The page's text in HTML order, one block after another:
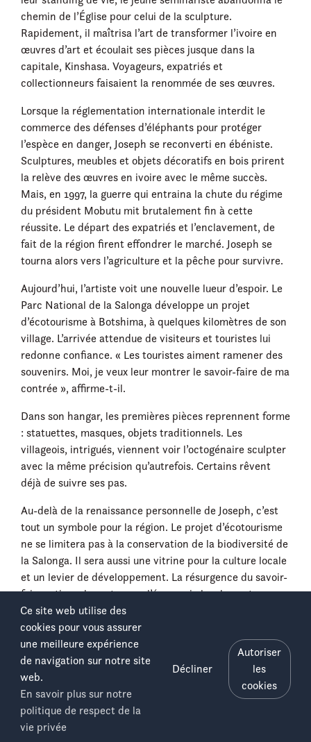
Ce site web utilise des
cookies pour vous assurer
une meilleure expérience
de navigation sur notre site
web.
En savoir plus sur notre
politique de respect de la
vie privée
Décliner
Autoriser
les
cookies
Salonga
chemin de l’Église pour celui de la sculpture.
Rapidement, il maîtrisa l’art de transformer l’ivoire en
œuvres d’art et écoulait ses pièces jusque dans la
capitale, Kinshasa. Voyageurs, expatriés et
collectionneurs faisaient la renommée de ses œuvres.
Lorsque la réglementation internationale interdit le
commerce des défenses d’éléphants pour protéger
l’espèce en danger, Joseph se reconverti en ébéniste.
Sculptures, meubles et objets décoratifs en bois prirent
la relève des œuvres en ivoire avec le même succès.
Mais, en 1997, la guerre qui entraina la chute du régime
du président Mobutu mit brutalement fin à cette
réussite. Le départ des expatriés et l’enclavement, de
fait de la région firent effondrer le marché. Joseph se
tourna alors vers l’agriculture et la pêche pour survivre.
Aujourd’hui, l’artiste voit une nouvelle lueur d’espoir. Le
Parc National de la Salonga développe un projet
d’écotourisme à Botshima, à quelques kilomètres de son
village. L’arrivée attendue de visiteurs et touristes lui
redonne confiance. « Les touristes aiment ramener des
souvenirs. Moi, je veux leur montrer le savoir-faire de ma
contrée », affirme-t-il.
Dans son hangar, les premières pièces reprennent forme
: statuettes, masques, objets traditionnels. Les
villageois, intrigués, viennent voir l’octogénaire sculpter
avec la même précision qu’autrefois. Certains rêvent
déjà de suivre ses pas.
Au-delà de la renaissance personnelle de Joseph, c’est
tout un symbole pour la région. Le projet d’écotourisme
ne se limitera pas à la conservation de la biodiversité de
la Salonga. Il sera aussi une vitrine pour la culture locale
et un levier de développement. La résurgence du savoir-
faire artisanal montre que l’économie locale peut se
diversifier, mêlant protection de la nature et valorisation
du patrimoine.
« Si les jeunes reprennent l’art, alors rien n’aura été
perdu », conclut Joseph, sourire aux lèvres. À travers lui,
c’est la mémoire d’une contrée et d’un art en voie de
disparition qui s’offre une seconde vie, portée par les
promesses de l’écotourisme.